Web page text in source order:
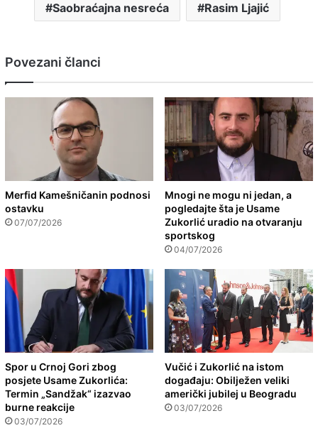
Saobraćajna nesreća Rasim Ljajić
Povezani članci
Merfid Kamešničanin podnosi
ostavku
07/07/2026
Mnogi ne mogu ni jedan, a
pogledajte šta je Usame
Zukorlić uradio na otvaranju
sportskog
04/07/2026
Spor u Crnoj Gori zbog
posjete Usame Zukorlića:
Termin „Sandžak“ izazvao
burne reakcije
03/07/2026
Vučić i Zukorlić na istom
događaju: Obilježen veliki
američki jubilej u Beogradu
03/07/2026